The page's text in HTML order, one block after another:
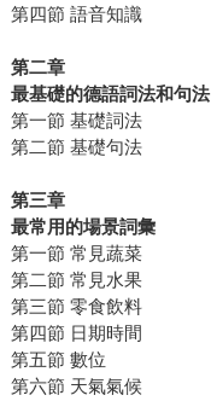
第四節 語音知識
第二章
最基礎的德語詞法和句法
第一節 基礎詞法
第二節 基礎句法
第三章
最常用的場景詞彙
第一節 常見蔬菜
第二節 常見水果
第三節 零食飲料
第四節 日期時間
第五節 數位
第六節 天氣氣候